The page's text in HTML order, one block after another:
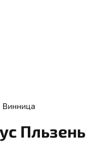
Винница
Пльзень